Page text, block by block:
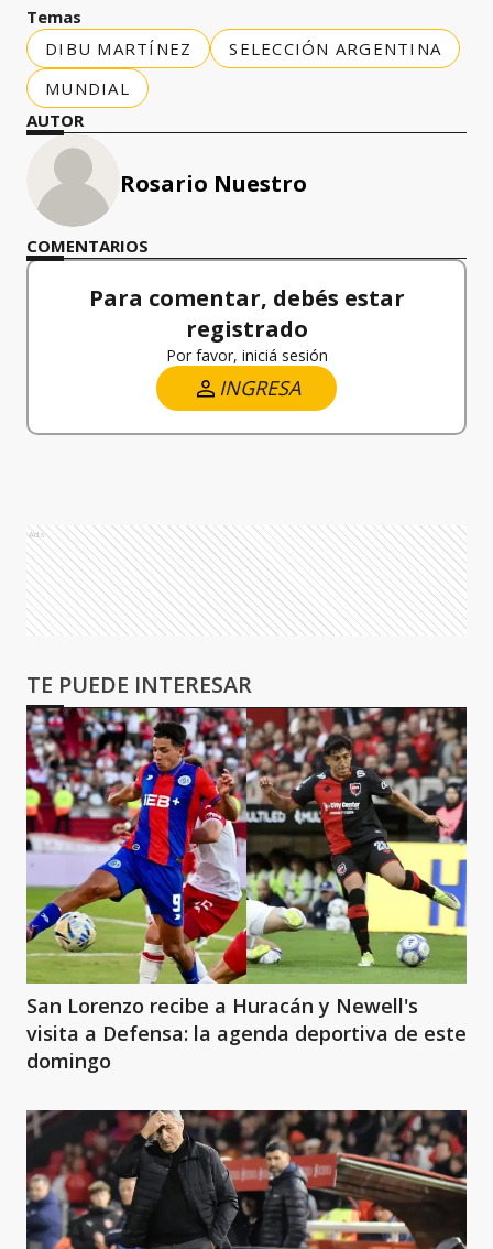
Temas
DIBU MARTÍNEZ
SELECCIÓN ARGENTINA
MUNDIAL
AUTOR
Rosario Nuestro
COMENTARIOS
Para comentar, debés estar
registrado
Por favor, iniciá sesión
INGRESA
Ads
TE PUEDE INTERESAR
San Lorenzo recibe a Huracán y Newell's
visita a Defensa: la agenda deportiva de este
domingo